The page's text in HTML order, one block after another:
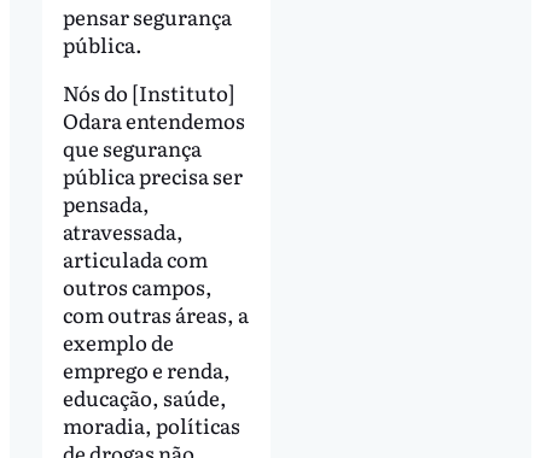
pensar segurança
pública.
Nós do [Instituto]
Odara entendemos
que segurança
pública precisa ser
pensada,
atravessada,
articulada com
outros campos,
com outras áreas, a
exemplo de
emprego e renda,
educação, saúde,
moradia, políticas